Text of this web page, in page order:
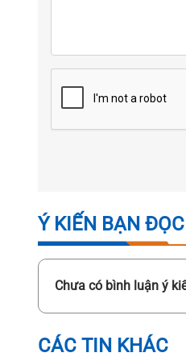
Ý KIẾN BẠN ĐỌC
Chưa có bình luận ý
CÁC TIN KHÁC